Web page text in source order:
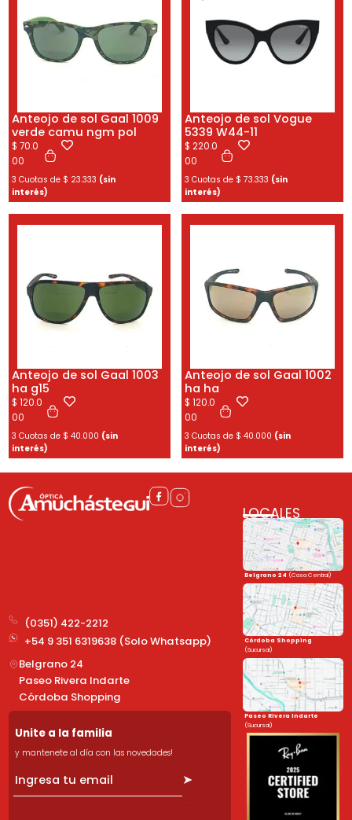
Anteojo de sol Gaal 1009
verde camu ngm pol
$ 70.0
00
3 Cuotas de $ 23.333 (sin
interés)
Anteojo de sol Vogue
5339 W44-11
$ 220.0
00
3 Cuotas de $ 73.333 (sin
interés)
Anteojo de sol Gaal 1003
ha g15
$ 120.0
00
3 Cuotas de $ 40.000 (sin
interés)
Anteojo de sol Gaal 1002
ha ha
$ 120.0
00
3 Cuotas de $ 40.000 (sin
interés)
(0351) 422-2212
+54 9 351 6319638 (Solo Whatsapp)
Belgrano 24
Paseo Rivera Indarte
Córdoba Shopping
Unite a la familia
y mantenete al día con las novedades!
➤
LOCALES
Belgrano 24 (Casa Central)
Córdoba Shopping
(Sucursal)
Paseo Rivera Indarte
(Sucursal)